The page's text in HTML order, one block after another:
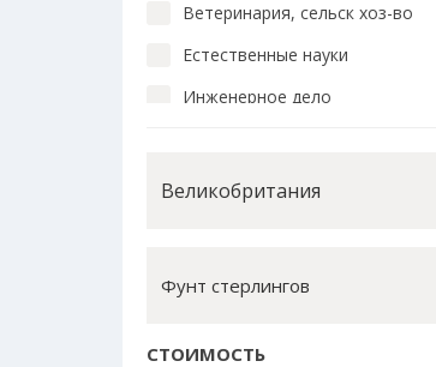
Ветеринария, сельск хоз-во
Естественные науки
Инженерное дело
История и философия
Медицина и стоматология
Великобритания
Фунт стерлингов
СТОИМОСТЬ